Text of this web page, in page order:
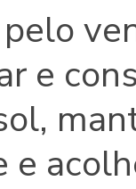
e
e